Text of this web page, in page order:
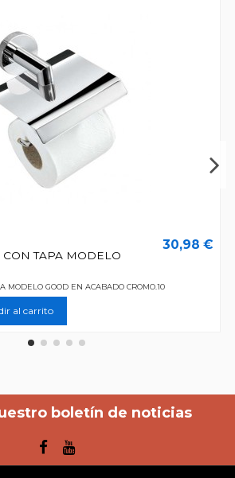
TAPA MODELO
30,98 €
MODELO GOOD EN ACABADO CROMO.10
al carrito
boletín de noticias